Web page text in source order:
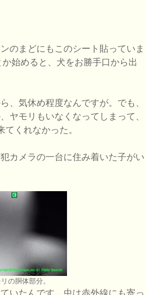
のまどにもこのシート貼っていま
始めると、犬をお勝手口から出
、気休め程度なんですが。でも、
ヤモリもいなくなってしまって、
くれなかった。
カメラの一台に住み着いた子がい
の胴体部分。
いたんです。虫は赤外線にも寄っ